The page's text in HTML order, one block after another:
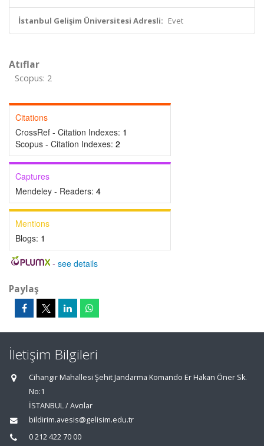
İstanbul Gelişim Üniversitesi Adresli: Evet
Atıflar
Scopus: 2
Citations
CrossRef - Citation Indexes: 1
Scopus - Citation Indexes: 2
Captures
Mendeley - Readers: 4
Mentions
Blogs: 1
- see details
Paylaş
İletişim Bilgileri
Cihangir Mahallesi Şehit Jandarma Komando Er Hakan Öner Sk.
No:1
İSTANBUL / Avcılar
bildirim.avesis@gelisim.edu.tr
0 212 422 70 00